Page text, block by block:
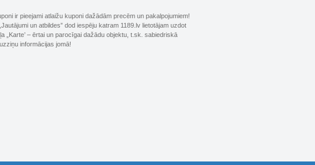
ir pieejami atlaižu kuponi dažādām precēm un pakalpojumiem!
un atbildes” dod iespēju katram 1189.lv lietotājam uzdot
„Karte’ – ērtai un parocīgai dažādu objektu, t.sk. sabiedriskā
informācijas jomā!